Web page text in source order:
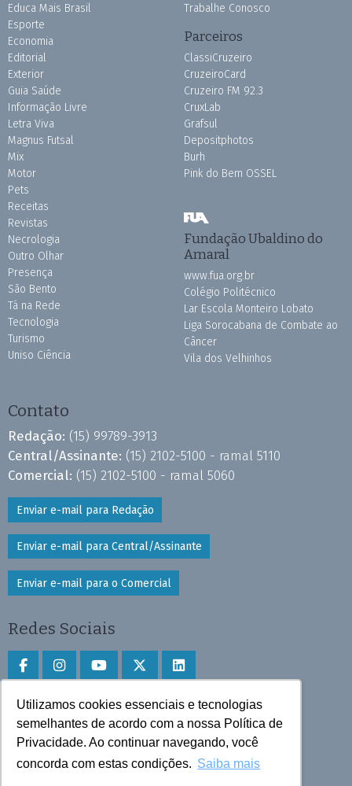
Utilizamos cookies essenciais e tecnologias
semelhantes de acordo com a nossa Política de
Privacidade. Ao continuar navegando, você
concorda com estas condições. Saiba mais
Educa Mais Brasil
Esporte
Economia
Editorial
Exterior
Guia Saúde
Informação Livre
Letra Viva
Magnus Futsal
Mix
Motor
Pets
Receitas
Revistas
Necrologia
Outro Olhar
Presença
São Bento
Tá na Rede
Tecnologia
Turismo
Uniso Ciência
Trabalhe Conosco
Parceiros
ClassiCruzeiro
CruzeiroCard
Cruzeiro FM 92.3
CruxLab
Grafsul
Depositphotos
Burh
Pink do Bem OSSEL
Fundação Ubaldino do
Amaral
www.fua.org.br
Colégio Politécnico
Lar Escola Monteiro Lobato
Liga Sorocabana de Combate ao
Câncer
Vila dos Velhinhos
Contato
Redação: (15) 99789-3913
Central/Assinante: (15) 2102-5100 - ramal 5110
Comercial: (15) 2102-5100 - ramal 5060
Enviar e-mail para Redação
Enviar e-mail para Central/Assinante
Enviar e-mail para o Comercial
Redes Sociais
Faça download do aplicativo
Play Store e App Store